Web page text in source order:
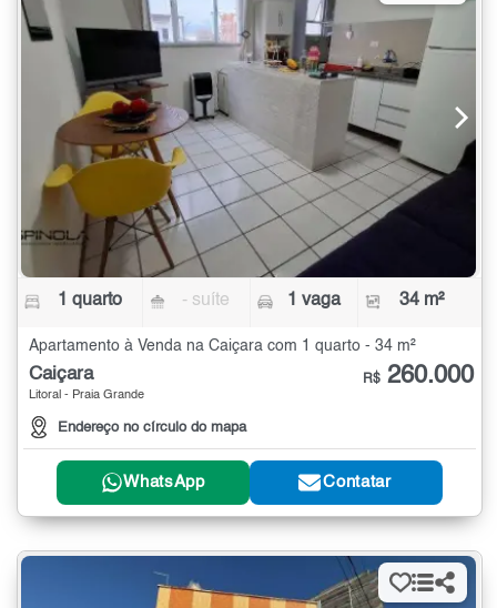
1 quarto - suíte 1 vaga 34 m²
Apartamento à Venda na Caiçara com 1 quarto - 34 m²
Caiçara
Litoral - Praia Grande
Endereço no círculo do mapa
R$ 260.000
WhatsApp Contatar